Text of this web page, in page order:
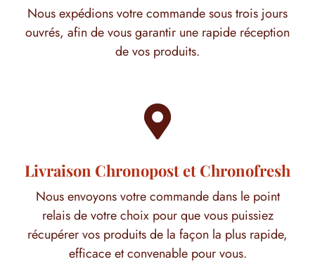
Nous expédions votre commande sous trois jours
ouvrés, afin de vous garantir une rapide réception
de vos produits.

Livraison Chronopost et Chronofresh
Nous envoyons votre commande dans le point
relais de votre choix pour que vous puissiez
récupérer vos produits de la façon la plus rapide,
efficace et convenable pour vous.